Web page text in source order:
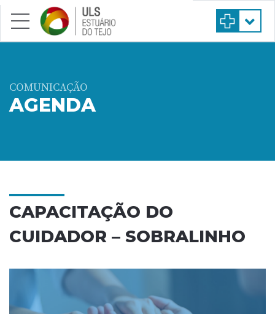
Saltar para conteúdo principal
COMUNICAÇÃO
AGENDA
CAPACITAÇÃO DO
CUIDADOR – SOBRALINHO